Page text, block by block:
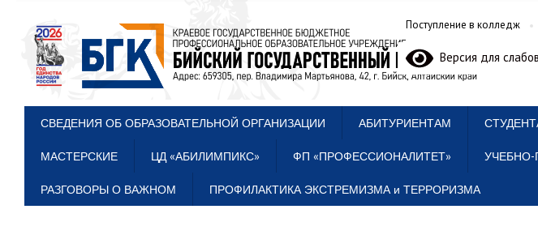
Поступление в колледж
Версия для
СВЕДЕНИЯ ОБ ОБРАЗОВАТЕЛЬНОЙ ОРГАНИЗАЦИИ АБИТУРИЕНТАМ
МАСТЕРСКИЕ ЦД «АБИЛИМПИКС» ФП «ПРОФЕССИОНАЛИТЕТ»
РАЗГОВОРЫ О ВАЖНОМ ПРОФИЛАКТИКА ЭКСТРЕМИЗМА и ТЕРРОРИЗМА